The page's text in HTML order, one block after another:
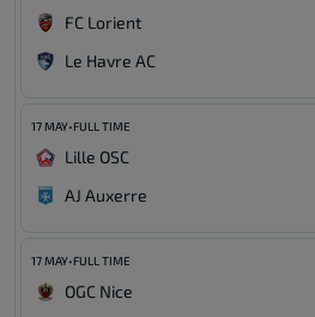
Stade Rennais FC
AS Monaco
Racing Club De Lens
FC Lorient
Le Havre AC
17 MAY•FULL TIME
Lille OSC
AJ Auxerre
17 MAY•FULL TIME
OGC Nice